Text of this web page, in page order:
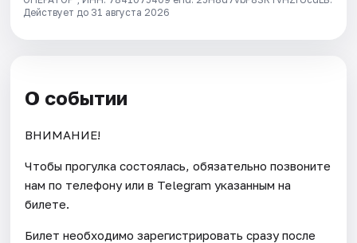
Действует до 31 августа 2026
О событии
ВНИМАНИЕ!
Чтобы прогулка состоялась, обязательно позвоните
нам по телефону или в Telegram указанным на
билете.
Билет необходимо зарегистрировать сразу после